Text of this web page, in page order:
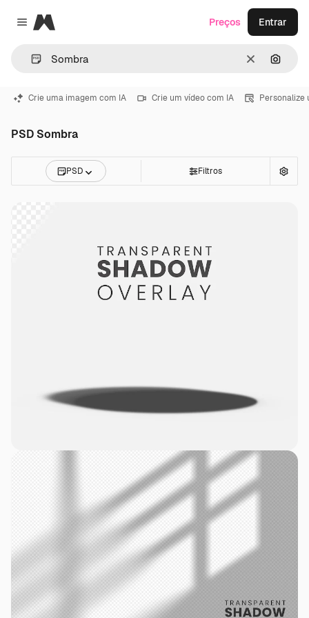
Close menu
Magnific
Limpar
Preços Entrar
Crie uma imagem com IA Crie um vídeo com IA Personalize
PSD Sombra
PSD Filtros